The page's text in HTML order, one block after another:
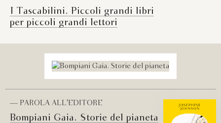
I Tascabilini. Piccoli grandi libri
per piccoli grandi lettori
— PAROLA ALL'EDITORE
Bompiani Gaia. Storie del pianeta